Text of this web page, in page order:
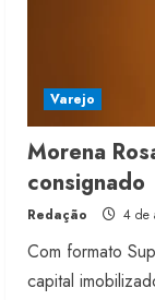
Varejo
Morena
consignado
Redação 4 de
Com formato
capital